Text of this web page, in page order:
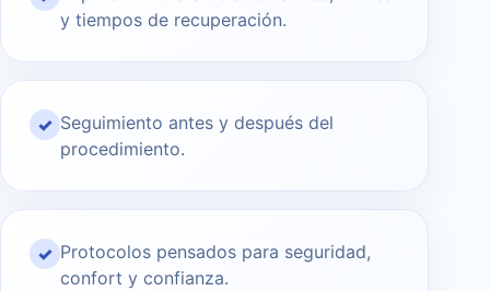
y tiempos de recuperación.
✓ Seguimiento antes y después del
procedimiento.
✓ Protocolos pensados para seguridad,
confort y confianza.